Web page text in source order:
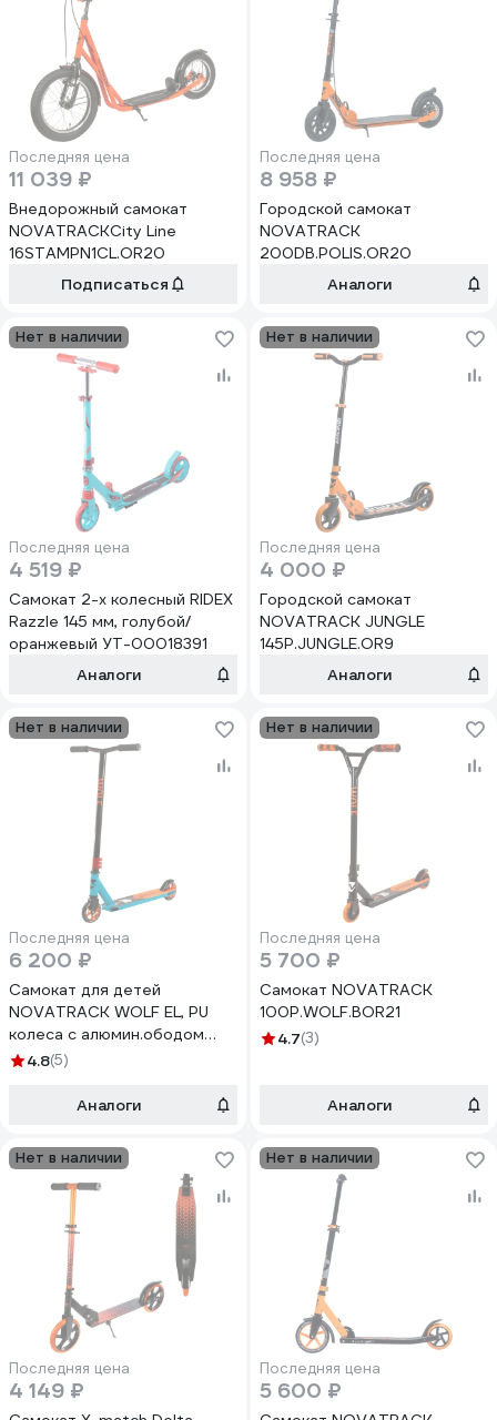
Последняя цена
11 039 ₽
Внедорожный самокат
NOVATRACKCity Line
16STAMPN1CL.OR20
Подписаться
Последняя цена
8 958 ₽
Городской самокат
NOVATRACK
200DB.POLIS.OR20
Аналоги
Нет в наличии
Последняя цена
4 519 ₽
Самокат 2-х колесный RIDEX
Razzle 145 мм, голубой/
оранжевый УТ-00018391
Аналоги
Нет в наличии
Последняя цена
4 000 ₽
Городской самокат
NOVATRACK JUNGLE
145P.JUNGLE.OR9
Аналоги
Нет в наличии
Последняя цена
6 200 ₽
Самокат для детей
NOVATRACK WOLF EL, PU
колеса с алюмин.ободом
NOVATRACK
4.8(5)
Аналоги
Нет в наличии
Последняя цена
5 700 ₽
Самокат NOVATRACK
100P.WOLF.BOR21
4.7(3)
Аналоги
Нет в наличии
Последняя цена
4 149 ₽
Нет в наличии
Последняя цена
5 600 ₽